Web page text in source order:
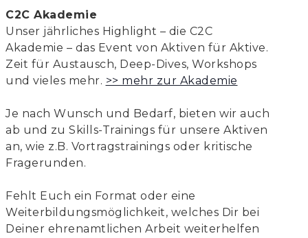
C2C Akademie
Unser jährliches Highlight – die C2C
Akademie – das Event von Aktiven für Aktive.
Zeit für Austausch, Deep-Dives, Workshops
und vieles mehr. >> mehr zur Akademie
Je nach Wunsch und Bedarf, bieten wir auch
ab und zu Skills-Trainings für unsere Aktiven
an, wie z.B. Vortragstrainings oder kritische
Fragerunden.
Fehlt Euch ein Format oder eine
Weiterbildungsmöglichkeit, welches Dir bei
Deiner ehrenamtlichen Arbeit weiterhelfen